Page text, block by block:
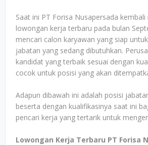
Saat ini PT Forisa Nusapersada
lowongan kerja terbaru pada bulan
mencari calon karyawan yang siap
jabatan yang sedang dibutuhkan.
kandidat yang terbaik sesuai dengan
cocok untuk posisi yang akan
Adapun dibawah ini adalah posisi
beserta dengan kualifikasinya saat ini
pencari kerja yang tertarik untuk
Lowongan Kerja Terbaru PT Forisa